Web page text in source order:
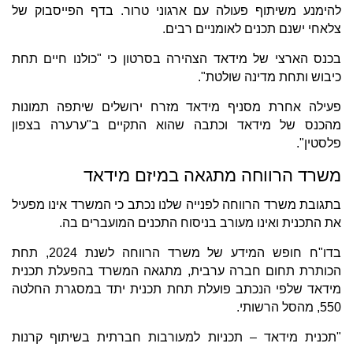
להימנע משיתוף פעולה עם ארגוני טרור. בדף הפייסבוק של
צלאחי ישנם תכנים לאומניים רבים.
בכנס הארצי של מידאד הצהירה בסרטון כי "כולנו חיים תחת
כיבוש ותחת מדינה שולטת".
פעילה אחרת מסניף מידאד מזרח ירושלים שיתפה תמונות
מהכנס של מידאד וכתבה שהוא התקיים ב"ערערה בצפון
פלסטין".
משרד הרווחה מתגאה במיזם מידאד
בתגובת משרד הרווחה לפנייה שלנו נכתב כי המשרד אינו מפעיל
את התכנית ואינו מעורב בניסוח התכנים המועברים בה.
בדו"ח חופש המידע של משרד הרווחה לשנת 2024, תחת
הכותרת תחום חברה ערבית, מתגאה המשרד בהפעלת תכנית
מידאד שלפי הנכתב פועלת תחת תכנית יתד במסגרת החלטה
550, מהסל הרשותי.
"תכנית מידאד – תכניות למעורבות חברתית בשיתוף קרנות